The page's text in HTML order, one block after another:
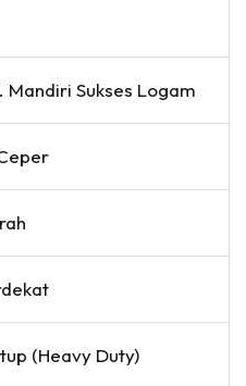
Sukses Logam
(Heavy Duty)